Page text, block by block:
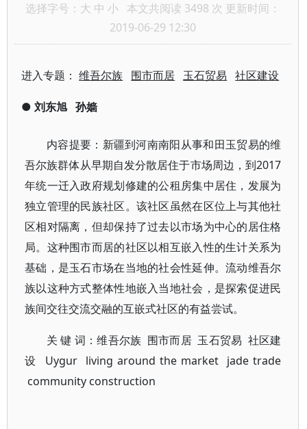
选择字号： 大 中 小 本文共阅读 3498 次 更新时间：
2019-06-29 12:30
进入专题：维吾尔族 围市而居 玉石贸易 社区建设
● 刘东旭 孙嫱
内容提要：新疆到河南南阳从事和田玉贸易的维
吾尔族群体从早期自发分散居住于市场周边，到2017
年统一迁入政府规划修建的公租房集中居住，发展为
独立管理的民族社区。该社区虽然在区位上与其他社
区相对隔离，但却保持了过去以市场为中心的居住格
局。这种围市而居的社区以相互嵌入性的生计关系为
基础，是玉石市场在当地的社会性延伸。流动维吾尔
族以这种方式整体性地嵌入当地社会，是探索促进民
族间交往交流交融的互嵌式社区的有益尝试。
关 键 词：维吾尔族 围市而居 玉石贸易 社区建
设 Uygur living around the market jade trade
community construction